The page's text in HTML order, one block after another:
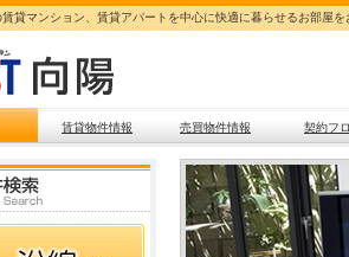
貸マンション、賃貸アパートを中心に快適に暮らせるお部屋を
賃貸物件情報 売買物件情報 契約フ